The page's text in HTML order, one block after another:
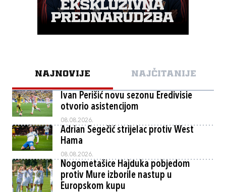
NAJNOVIJE NAJČITANIJE
Ivan Perišić novu sezonu Eredivisie
otvorio asistencijom
08.08.2026.
Adrian Segečić strijelac protiv West
Hama
08.08.2026.
Nogometašice Hajduka pobjedom
protiv Mure izborile nastup u
Europskom kupu